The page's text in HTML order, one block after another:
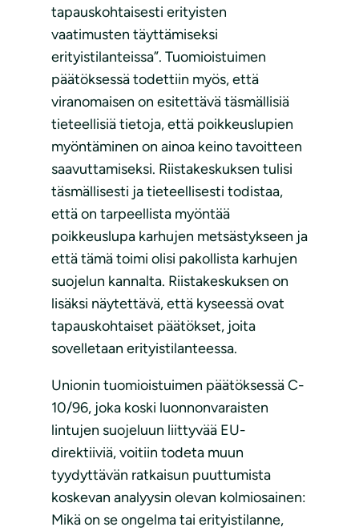
tapauskohtaisesti erityisten
vaatimusten täyttämiseksi
erityistilanteissa”. Tuomioistuimen
päätöksessä todettiin myös, että
viranomaisen on esitettävä täsmällisiä
tieteellisiä tietoja, että poikkeuslupien
myöntäminen on ainoa keino tavoitteen
saavuttamiseksi. Riistakeskuksen tulisi
täsmällisesti ja tieteellisesti todistaa,
että on tarpeellista myöntää
poikkeuslupa karhujen metsästykseen ja
että tämä toimi olisi pakollista karhujen
suojelun kannalta. Riistakeskuksen on
lisäksi näytettävä, että kyseessä ovat
tapauskohtaiset päätökset, joita
sovelletaan erityistilanteessa.
Unionin tuomioistuimen päätöksessä C-
10/96, joka koski luonnonvaraisten
lintujen suojeluun liittyvää EU-
direktiiviä, voitiin todeta muun
tyydyttävän ratkaisun puuttumista
koskevan analyysin olevan kolmiosainen:
Mikä on se ongelma tai erityistilanne,